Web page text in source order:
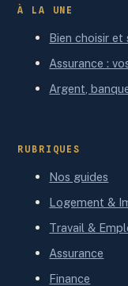
À LA UNE
Bien choisir et
Assurance :
Argent,
RUBRIQUES
Nos guides
Logement &
Travail &
Assurance
Finance